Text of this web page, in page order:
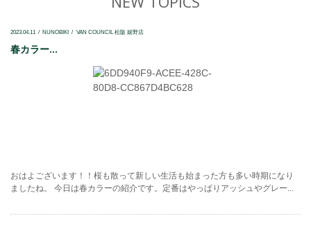
2023.04.11 NUNOBIKI VAN COUNCIL 松阪 嬉野店
春カラー...
おはよございます！！桜も散って新しい生活も始まった方も多い時期になり
ましたね。 今日は春カラーの紹介です。定番はやっぱりアッシュやグレー...